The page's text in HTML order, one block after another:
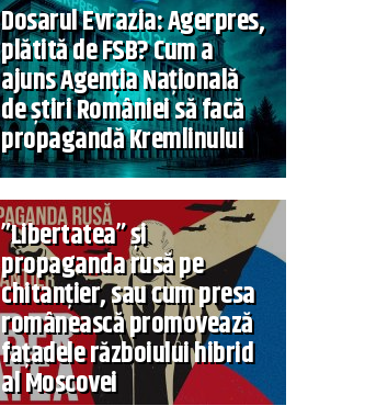
Dosarul Evrazia: Agerpres,
plătită de FSB? Cum a
ajuns Agenția Națională
de știri României să facă
propagandă Kremlinului
”Libertatea” și
propaganda rusă pe
chitanțier, sau cum presa
românească promovează
fațadele războiului hibrid
al Moscovei